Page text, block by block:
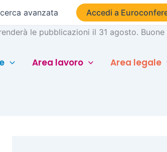
avanzata
Accedi a
le pubblicazioni il 31 agosto. Buone
Area lavoro Area legale